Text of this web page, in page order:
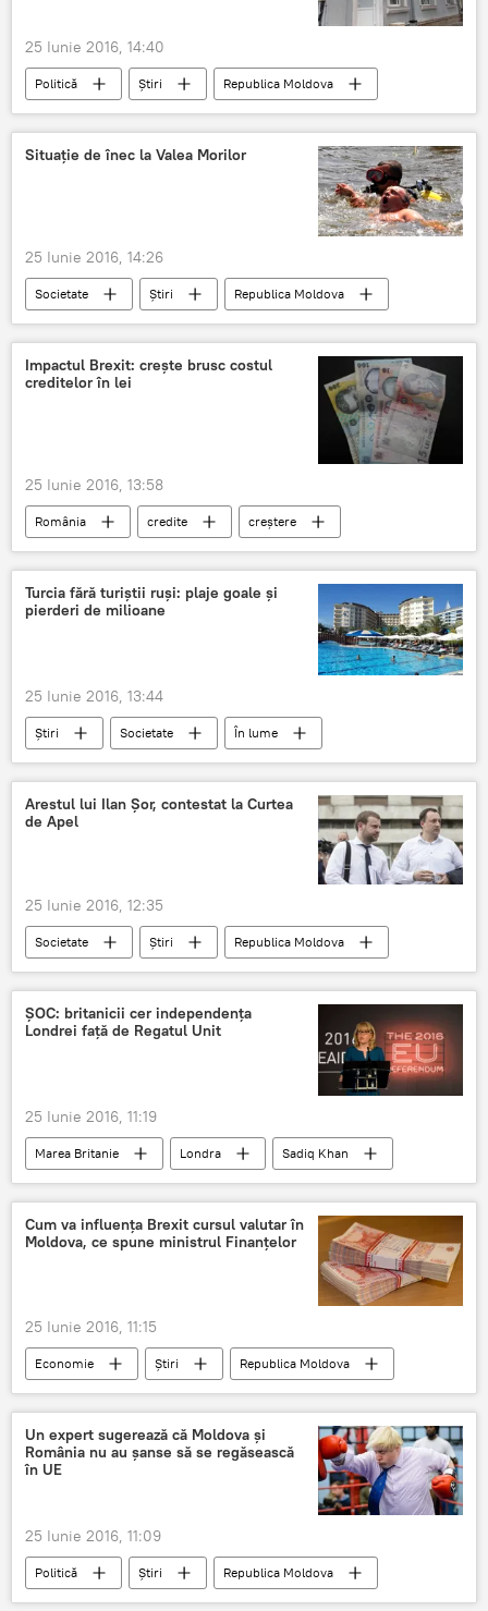
25 Iunie 2016, 14:40
Politică Știri
Republica Moldova
Streleţ
PLDM Moldova
Situaţie de înec la Valea Morilor
25 Iunie 2016, 14:26
Societate Știri
Republica Moldova
salvatori
înec Valea Morilor
Impactul Brexit: creşte brusc costul
creditelor în lei
25 Iunie 2016, 13:58
România credite
creştere
Dobândă
Brexit
Turcia fără turiştii ruşi: plaje goale şi
pierderi de milioane
25 Iunie 2016, 13:44
Știri Societate În lume
Arestul lui Ilan Şor, contestat la Curtea
de Apel
25 Iunie 2016, 12:35
Societate Știri
Republica Moldova
Ilan Şor
Orhei
Moldova
Curtea de Apel
avocaţi
ŞOC: britanicii cer independenţa
Londrei faţă de Regatul Unit
25 Iunie 2016, 11:19
Marea Britanie Londra
Sadiq Khan
UE
referendum
Negocieri
independenţă
petiţie
Regatul Unit
Brexit
londonezi
Cum va influenţa Brexit cursul valutar în
Moldova, ce spune ministrul Finanţelor
25 Iunie 2016, 11:15
Economie Știri
Republica Moldova
Moldova
curs valutar
Octavian Armașu
Brexit
Marea Britanie şi UE: se va produce oare divorţul
Un expert sugerează că Moldova și
România nu au șanse să se regăsească
în UE
25 Iunie 2016, 11:09
Politică Știri
Republica Moldova
EXTINDERE
UE
Expert